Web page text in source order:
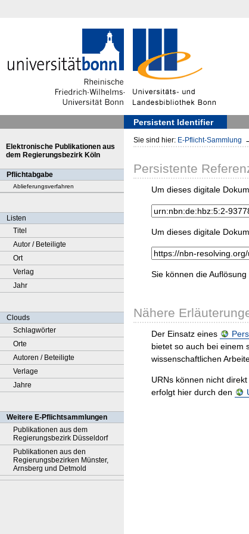
Persistent Identifier
Elektronische Publikationen aus
dem Regierungsbezirk Köln
Pflichtabgabe
Ablieferungsverfahren
Listen
Titel
Autor / Beteiligte
Ort
Verlag
Jahr
Clouds
Schlagwörter
Orte
Autoren / Beteiligte
Verlage
Jahre
Weitere E-Pflichtsammlungen
Publikationen aus dem
Regierungsbezirk Düsseldorf
Publikationen aus den
Regierungsbezirken Münster,
Arnsberg und Detmold
Sie sind hier: E-Pflicht-Sammlung
Persistente
Um dieses digitale
Um dieses digitale
Sie können die
Nähere
Der Einsatz eines
bietet so auch bei einem
wissenschaftlichen
URNs können nicht
erfolgt hier durch den